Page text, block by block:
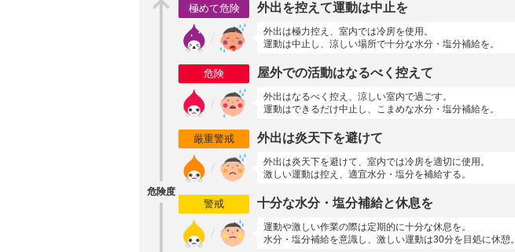
危険度
極めて危険 外出を控えて運動は中止を
外出は極力控え、室内では冷房を使用。
運動は中止し、涼しい場所で十分な水分・塩分補給を。
危険 屋外での活動はなるべく控えて
外出はなるべく控え、涼しい室内で過ごす。
運動はできるだけ中止し、こまめな水分・塩分補給を。
厳重警戒 外出は炎天下を避けて
外出は炎天下を避けて、室内では冷房を適切に使用。
激しい運動は控え、適宜水分・塩分を補給する。
警戒 十分な水分・塩分補給と休息を
運動や激しい作業の際は定期的に十分な休息を。
水分・塩分補給を意識し、激しい運動は30分を目処に休憩。